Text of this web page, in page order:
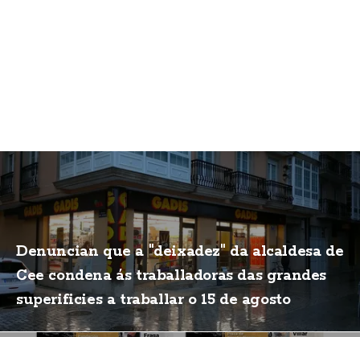
Denuncian que a "deixadez" da alcaldesa de
Cee condena ás traballadoras das grandes
superificies a traballar o 15 de agosto